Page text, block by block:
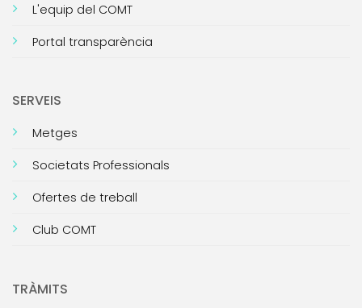
L'equip del COMT
Portal transparència
SERVEIS
Metges
Societats Professionals
Ofertes de treball
Club COMT
TRÀMITS